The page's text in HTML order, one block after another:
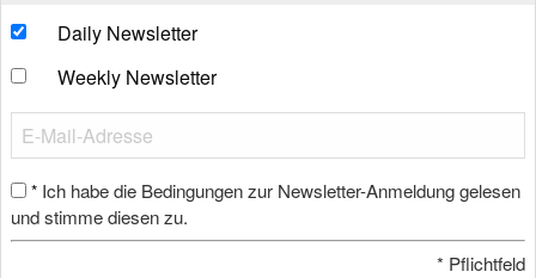
Daily Newsletter
Weekly Newsletter
* Ich habe die Bedingungen zur Newsletter-Anmeldung gelesen
und stimme diesen zu.
* Pflichtfeld